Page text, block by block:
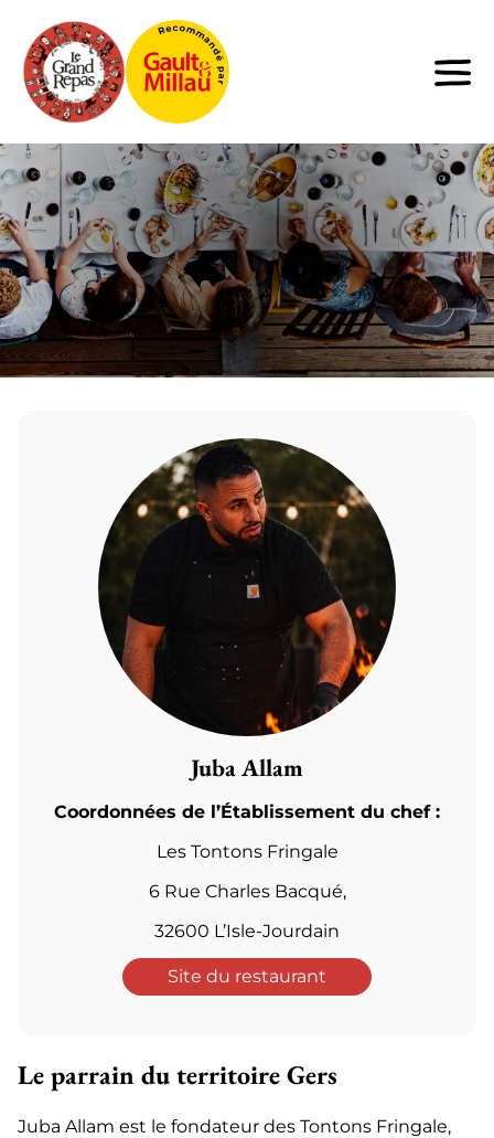
Juba Allam
Coordonnées de l’Établissement du chef :
Les Tontons Fringale
6 Rue Charles Bacqué,
32600 L’Isle-Jourdain
Site du restaurant
Le parrain du territoire Gers
Juba Allam est le fondateur des Tontons Fringale,